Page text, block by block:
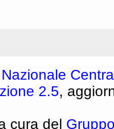
2.5,
cura del